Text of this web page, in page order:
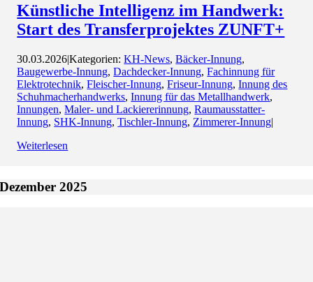
Künstliche Intelligenz im Handwerk:
Start des Transferprojektes ZUNFT+
30.03.2026|Kategorien:KH-News,Bäcker-Innung,
Baugewerbe-Innung,Dachdecker-Innung,Fachinnung für
Elektrotechnik,Fleischer-Innung,Friseur-Innung,Innung des
Schuhmacherhandwerks,Innung für das Metallhandwerk,
Innungen,Maler- und Lackiererinnung,Raumausstatter-
Innung, SHK-Innung,Tischler-Innung, Zimmerer-Innung|
Weiterlesen
Dezember 2025